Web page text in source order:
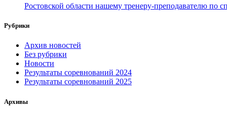
Ростовской области нашему тренеру-преподавателю по
Рубрики
Архив новостей
Без рубрики
Новости
Результаты соревнований 2024
Результаты соревнований 2025
Архивы